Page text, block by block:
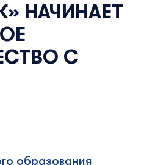
НАЧИНАЕТ
С
образования